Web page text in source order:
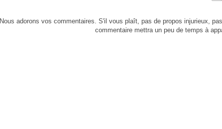
Nous adorons vos commentaires. S'il vous plaît, pas de propos injurieux,
commentaire mettra un peu de temps à